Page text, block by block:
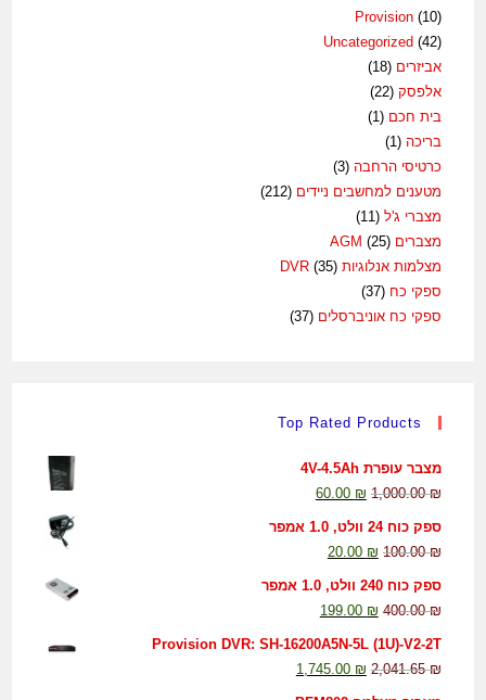
Provision (10)
Uncategorized (42)
אביזרים (18)
אלפסק (22)
בית חכם (1)
בריכה (1)
כרטיסי הרחבה (3)
מטענים למחשבים ניידים (212)
מצברי ג'ל (11)
מצברים AGM(25)
מצלמות אנלוגיות DVR(35)
ספקי כח (37)
ספקי כח אוניברסלים (37)
Top Rated Products
מצבר עופרת 4V-4.5Ah
1,000.00₪
60.00 ₪
ספק כוח 24 וולט, 1.0 אמפר
100.00₪
20.00 ₪
ספק כוח 240 וולט, 1.0 אמפר
400.00₪
199.00 ₪
Provision DVR: SH-16200A5N-5L (1U)-V2-2T
2,041.65₪
1,745.00 ₪